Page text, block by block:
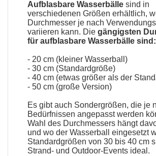
Aufblasbare Wasserbälle sind in
verschiedenen Größen erhältlich,
Durchmesser je nach
variieren kann. Diegängigsten
füraufblasbare Wasserbälle sind:
- 20 cm (kleiner Wasserball)
- 30 cm (Standardgröße)
- 40 cm (etwas größer als der
- 50 cm (große Version)
Es gibt auch Sondergrößen, die je
Bedürfnissen angepasst werden
Wahl des Durchmessers hängt
und wo der Wasserball eingesetzt
Standardgrößen von 30 bis 40 cm
Strand- und Outdoor-Events ideal.